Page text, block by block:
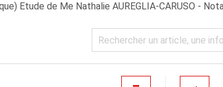
Etude de Me Nathalie AUREGLIA-CARUSO -